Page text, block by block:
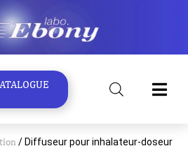
/ Diffuseur pour inhalateur-doseur